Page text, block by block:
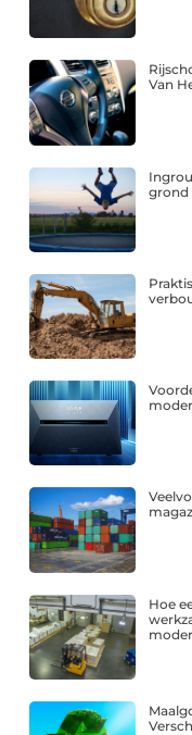
Van
grond
Hoe